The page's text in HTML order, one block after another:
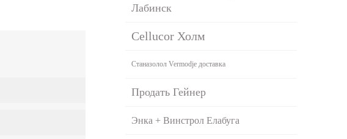
Лабинск
Cellucor Холм
Станазолол Vermodje доставка
Продать Гейнер
Энка + Винстрол Елабуга